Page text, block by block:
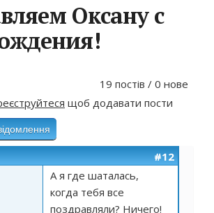
Оксану с
19 постів / 0 нове
щоб додавати пости
#12
А я где шаталась,
когда тебя все
поздравляли? Ничего!